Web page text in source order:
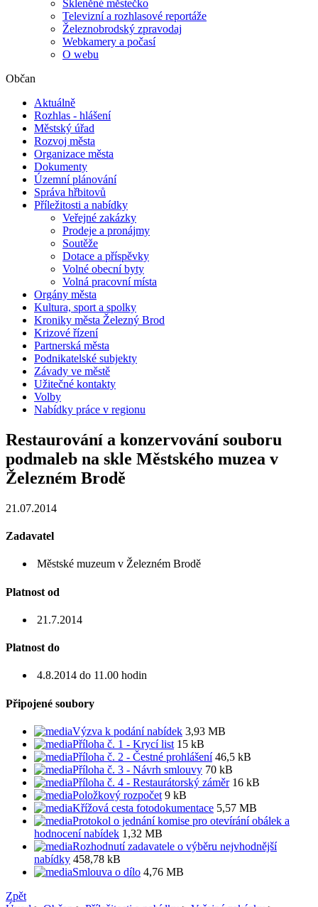
Skleněné městečko
Televizní a rozhlasové reportáže
Železnobrodský zpravodaj
Webkamery a počasí
O webu
Občan
Aktuálně
Rozhlas - hlášení
Městský úřad
Rozvoj města
Organizace města
Dokumenty
Územní plánování
Správa hřbitovů
Příležitosti a nabídky
Veřejné zakázky
Prodeje a pronájmy
Soutěže
Dotace a příspěvky
Volné obecní byty
Volná pracovní místa
Orgány města
Kultura, sport a spolky
Kroniky města Železný Brod
Krizové řízení
Partnerská města
Podnikatelské subjekty
Závady ve městě
Užitečné kontakty
Volby
Nabídky práce v regionu
Restaurování a konzervování souboru
podmaleb na skle Městského muzea v
Železném Brodě
21.07.2014
Zadavatel
Městské muzeum v Železném Brodě
Platnost od
21.7.2014
Platnost do
4.8.2014 do 11.00 hodin
Připojené soubory
Výzva k podání nabídek 3,93 MB
Příloha č. 1 - Krycí list 15 kB
Příloha č. 2 - Čestné prohlášení46,5 kB
Příloha č. 3 - Návrh smlouvy 70 kB
Příloha č. 4 - Restaurátorský záměr16 kB
Položkový rozpočet 9 kB
Křížová cesta fotodokumentace 5,57 MB
Protokol o jednání komise pro otevírání obálek a
hodnocení nabídek 1,32 MB
Rozhodnutí zadavatele o výběru nejvhodnější
nabídky 458,78 kB
Smlouva o dílo 4,76 MB
Zpět